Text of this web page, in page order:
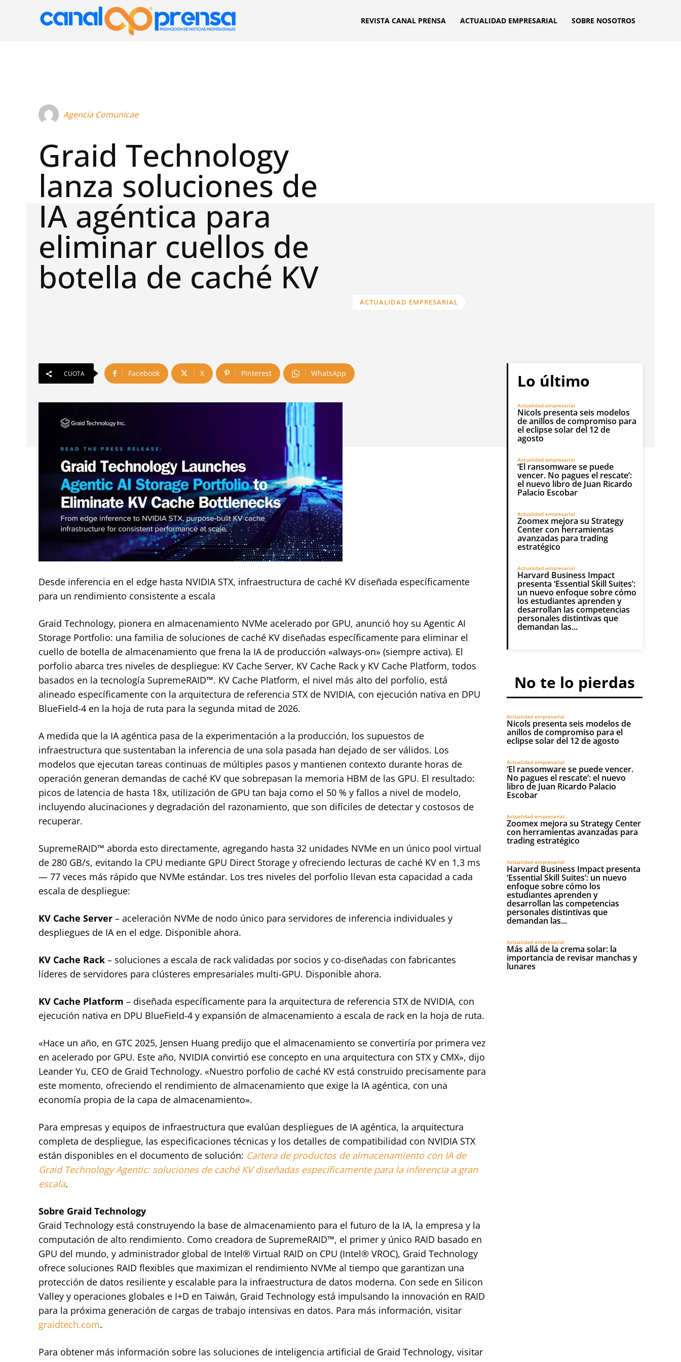
REVISTA CANAL PRENSA ACTUALIDAD EMPRESARIAL SOBRE NOSOTROS
Agencia Comunicae
Graid Technology
lanza soluciones de
IA agéntica para
eliminar cuellos de
botella de caché KV
ACTUALIDAD EMPRESARIAL
CUOTA Facebook X Pinterest WhatsApp
Desde inferencia en el edge hasta NVIDIA STX, infraestructura de caché KV diseñada específicamente
para un rendimiento consistente a escala
Graid Technology, pionera en almacenamiento NVMe acelerado por GPU, anunció hoy su Agentic AI
Storage Portfolio: una familia de soluciones de caché KV diseñadas específicamente para eliminar el
cuello de botella de almacenamiento que frena la IA de producción «always-on» (siempre activa). El
porfolio abarca tres niveles de despliegue: KV Cache Server, KV Cache Rack y KV Cache Platform, todos
basados en la tecnología SupremeRAID™. KV Cache Platform, el nivel más alto del porfolio, está
alineado específicamente con la arquitectura de referencia STX de NVIDIA, con ejecución nativa en DPU
BlueField-4 en la hoja de ruta para la segunda mitad de 2026.
A medida que la IA agéntica pasa de la experimentación a la producción, los supuestos de
infraestructura que sustentaban la inferencia de una sola pasada han dejado de ser válidos. Los
modelos que ejecutan tareas continuas de múltiples pasos y mantienen contexto durante horas de
operación generan demandas de caché KV que sobrepasan la memoria HBM de las GPU. El resultado:
picos de latencia de hasta 18x, utilización de GPU tan baja como el 50 % y fallos a nivel de modelo,
incluyendo alucinaciones y degradación del razonamiento, que son difíciles de detectar y costosos de
recuperar.
SupremeRAID™ aborda esto directamente, agregando hasta 32 unidades NVMe en un único pool virtual
de 280 GB/s, evitando la CPU mediante GPU Direct Storage y ofreciendo lecturas de caché KV en 1,3 ms
— 77 veces más rápido que NVMe estándar. Los tres niveles del porfolio llevan esta capacidad a cada
escala de despliegue:
KV Cache Server – aceleración NVMe de nodo único para servidores de inferencia individuales y
despliegues de IA en el edge. Disponible ahora.
KV Cache Rack – soluciones a escala de rack validadas por socios y co-diseñadas con fabricantes
líderes de servidores para clústeres empresariales multi-GPU. Disponible ahora.
KV Cache Platform – diseñada específicamente para la arquitectura de referencia STX de NVIDIA, con
ejecución nativa en DPU BlueField-4 y expansión de almacenamiento a escala de rack en la hoja de ruta.
«Hace un año, en GTC 2025, Jensen Huang predijo que el almacenamiento se convertiría por primera vez
en acelerado por GPU. Este año, NVIDIA convirtió ese concepto en una arquitectura con STX y CMX», dijo
Leander Yu, CEO de Graid Technology. «Nuestro porfolio de caché KV está construido precisamente para
este momento, ofreciendo el rendimiento de almacenamiento que exige la IA agéntica, con una
economía propia de la capa de almacenamiento».
Para empresas y equipos de infraestructura que evalúan despliegues de IA agéntica, la arquitectura
completa de despliegue, las especificaciones técnicas y los detalles de compatibilidad con NVIDIA STX
están disponibles en el documento de solución: Cartera de productos de almacenamiento con IA de
Graid Technology Agentic: soluciones de caché KV diseñadas específicamente para la inferencia a gran
escala.
Sobre Graid Technology
Graid Technology está construyendo la base de almacenamiento para el futuro de la IA, la empresa y la
computación de alto rendimiento. Como creadora de SupremeRAID™, el primer y único RAID basado en
GPU del mundo, y administrador global de Intel® Virtual RAID on CPU (Intel® VROC), Graid Technology
ofrece soluciones RAID flexibles que maximizan el rendimiento NVMe al tiempo que garantizan una
protección de datos resiliente y escalable para la infraestructura de datos moderna. Con sede en Silicon
Valley y operaciones globales e I+D en Taiwán, Graid Technology está impulsando la innovación en RAID
para la próxima generación de cargas de trabajo intensivas en datos. Para más información, visitar
graidtech.com.
Para obtener más información sobre las soluciones de inteligencia artificial de Graid Technology, visitar
Lo último
Actualidad empresarial
Nicols presenta seis modelos
de anillos de compromiso para
el eclipse solar del 12 de
agosto
Actualidad empresarial
‘El ransomware se puede
vencer. No pagues el rescate’:
el nuevo libro de Juan Ricardo
Palacio Escobar
Actualidad empresarial
Zoomex mejora su Strategy
Center con herramientas
avanzadas para trading
estratégico
Actualidad empresarial
Harvard Business Impact
presenta ‘Essential Skill Suites’:
un nuevo enfoque sobre cómo
los estudiantes aprenden y
desarrollan las competencias
personales distintivas que
demandan las...
No te lo pierdas
Actualidad empresarial
Nicols presenta seis modelos de
anillos de compromiso para el
eclipse solar del 12 de agosto
Actualidad empresarial
‘El ransomware se puede vencer.
No pagues el rescate’: el nuevo
libro de Juan Ricardo Palacio
Escobar
Actualidad empresarial
Zoomex mejora su Strategy Center
con herramientas avanzadas para
trading estratégico
Actualidad empresarial
Harvard Business Impact presenta
‘Essential Skill Suites’: un nuevo
enfoque sobre cómo los
estudiantes aprenden y
desarrollan las competencias
personales distintivas que
demandan las...
Actualidad empresarial
Más allá de la crema solar: la
importancia de revisar manchas y
lunares